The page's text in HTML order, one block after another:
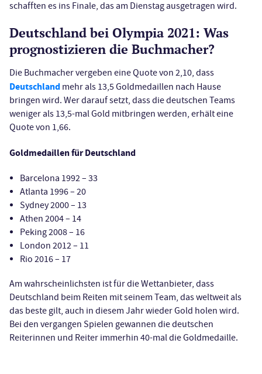
schafften es ins Finale, das am Dienstag ausgetragen wird.
Deutschland bei Olympia 2021: Was
prognostizieren die Buchmacher?
Die Buchmacher vergeben eine Quote von 2,10, dass
Deutschland mehr als 13,5 Goldmedaillen nach Hause
bringen wird. Wer darauf setzt, dass die deutschen Teams
weniger als 13,5-mal Gold mitbringen werden, erhält eine
Quote von 1,66.
Goldmedaillen für Deutschland
Barcelona 1992 – 33
Atlanta 1996 – 20
Sydney 2000 – 13
Athen 2004 – 14
Peking 2008 – 16
London 2012 – 11
Rio 2016 – 17
Am wahrscheinlichsten ist für die Wettanbieter, dass
Deutschland beim Reiten mit seinem Team, das weltweit als
das beste gilt, auch in diesem Jahr wieder Gold holen wird.
Bei den vergangen Spielen gewannen die deutschen
Reiterinnen und Reiter immerhin 40-mal die Goldmedaille.